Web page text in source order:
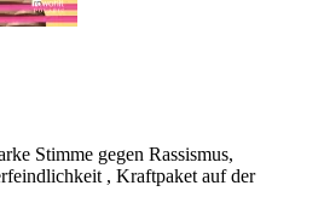
Stimme gegen Rassismus,
, Kraftpaket auf der